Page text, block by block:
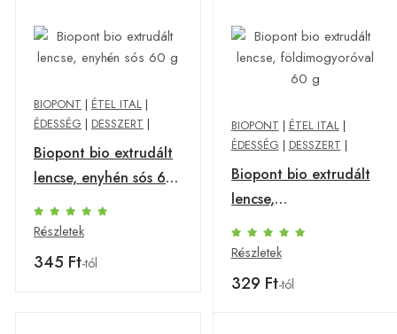
BIOPONT | ÉTEL ITAL |
ÉDESSÉG | DESSZERT |
Biopont bio extrudált
lencse, enyhén sós 60
g
Részletek
345 Ft-tól
BIOPONT | ÉTEL ITAL|
ÉDESSÉG | DESSZERT |
Biopont bio extrudált
lencse,
földimogyoróval 60 g
Részletek
329 Ft-tól